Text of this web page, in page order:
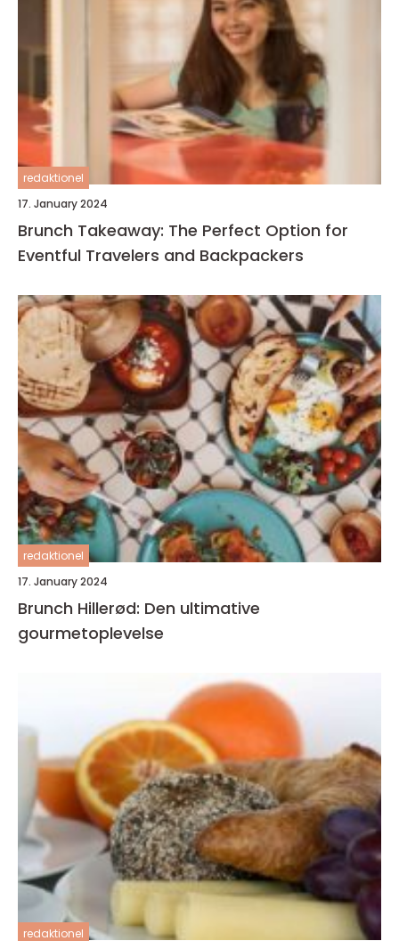
redaktionel
17. January 2024
Brunch Takeaway: The Perfect Option for
Eventful Travelers and Backpackers
redaktionel
17. January 2024
Brunch Hillerød: Den ultimative
gourmetoplevelse
redaktionel